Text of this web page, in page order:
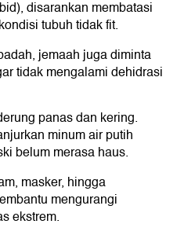
disarankan membatasi
tubuh tidak fit.
jemaah juga diminta
tidak mengalami dehidrasi
panas dan kering.
minum air putih
belum merasa haus.
masker, hingga
mengurangi
ekstrem.